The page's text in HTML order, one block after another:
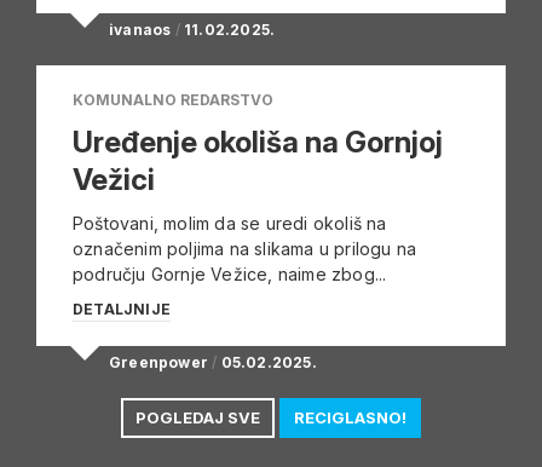
ivanaos / 11.02.2025.
KOMUNALNO REDARSTVO
Uređenje okoliša na Gornjoj
Vežici
Poštovani, molim da se uredi okoliš na
označenim poljima na slikama u prilogu na
području Gornje Vežice, naime zbog...
DETALJNIJE
Greenpower / 05.02.2025.
POGLEDAJ SVE RECIGLASNO!